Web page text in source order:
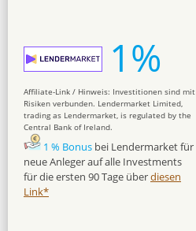
1%
Affiliate-Link / Hinweis: Investitionen sind mit
Risiken verbunden. Lendermarket Limited,
trading as Lendermarket, is regulated by the
Central Bank of Ireland.
1 % Bonus bei Lendermarket für
neue Anleger auf alle Investments
für die ersten 90 Tage überdiesen
Link*